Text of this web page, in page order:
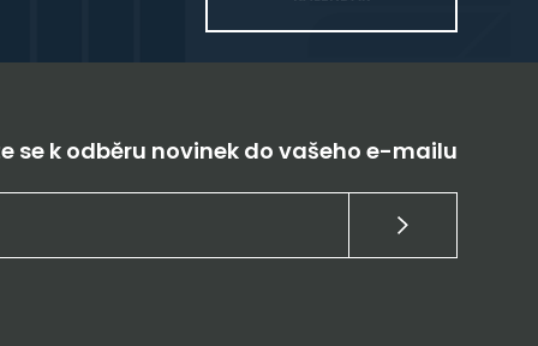
se k odběru novinek do vašeho e-mailu